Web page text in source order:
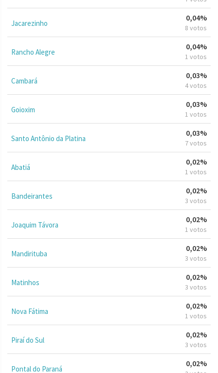
Jacarezinho
0,04%
8 votos
Rancho Alegre
0,04%
1 votos
Cambará
0,03%
4 votos
Goioxim
0,03%
1 votos
Santo Antônio da Platina
0,03%
7 votos
Abatiá
0,02%
1 votos
Bandeirantes
0,02%
3 votos
Joaquim Távora
0,02%
1 votos
Mandirituba
0,02%
3 votos
Matinhos
0,02%
3 votos
Nova Fátima
0,02%
1 votos
Piraí do Sul
0,02%
3 votos
Pontal do Paraná
0,02%